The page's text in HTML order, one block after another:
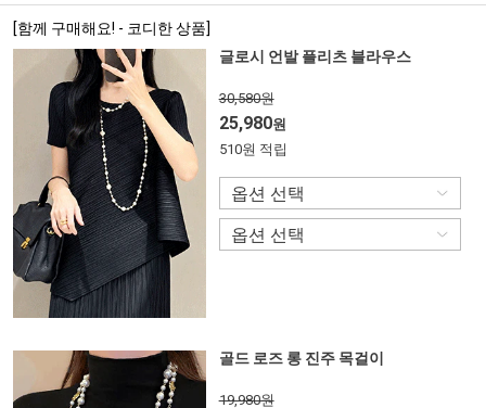
[함께 구매해요! - 코디한 상품]
글로시 언발 플리츠 블라우스
30,580원
25,980원
510원 적립
골드 로즈 롱 진주 목걸이
19,980원